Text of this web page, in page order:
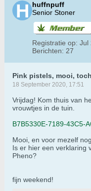
huffnpuff
Senior Stoner
Registratie op: Jul
Berichten: 27
Pink pistels, mooi,
18 September 2020, 17:51
Vrijdag! Kom thuis van
vrouwtjes in de tuin.
B7B5330E-7189-43C5-
Mooi, en voor mezelf
Is er hier een verklaring
Pheno?
fijn weekend!